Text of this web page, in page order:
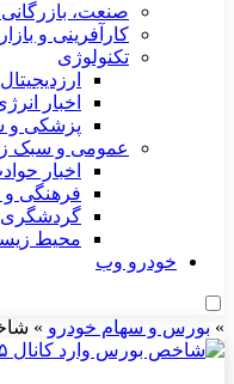
صنعت،
کارآفرینی و
تکنولوژی
اخبار
پزشکی و
عمومی و سبک
اخبار
فرهنگی و
محیط
خودرو وب
» بورس و سهام خودرو » شاخص